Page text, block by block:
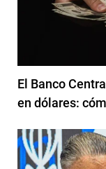
El Banco
en dólares: